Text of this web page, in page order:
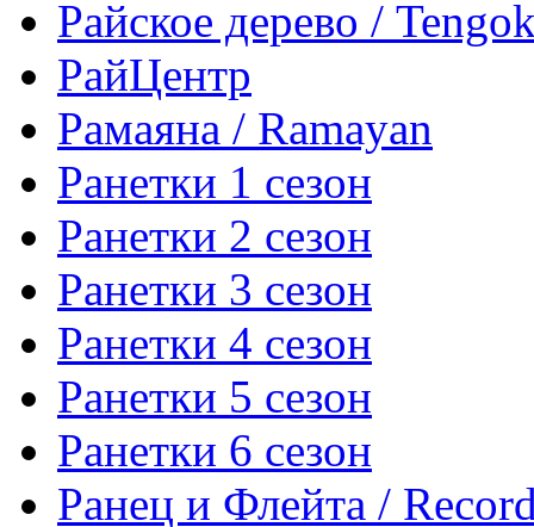
Райское дерево /
РайЦентр
Рамаяна / Ramayan
Ранетки 1 сезон
Ранетки 2 сезон
Ранетки 3 сезон
Ранетки 4 сезон
Ранетки 5 сезон
Ранетки 6 сезон
Ранец и Флейта /